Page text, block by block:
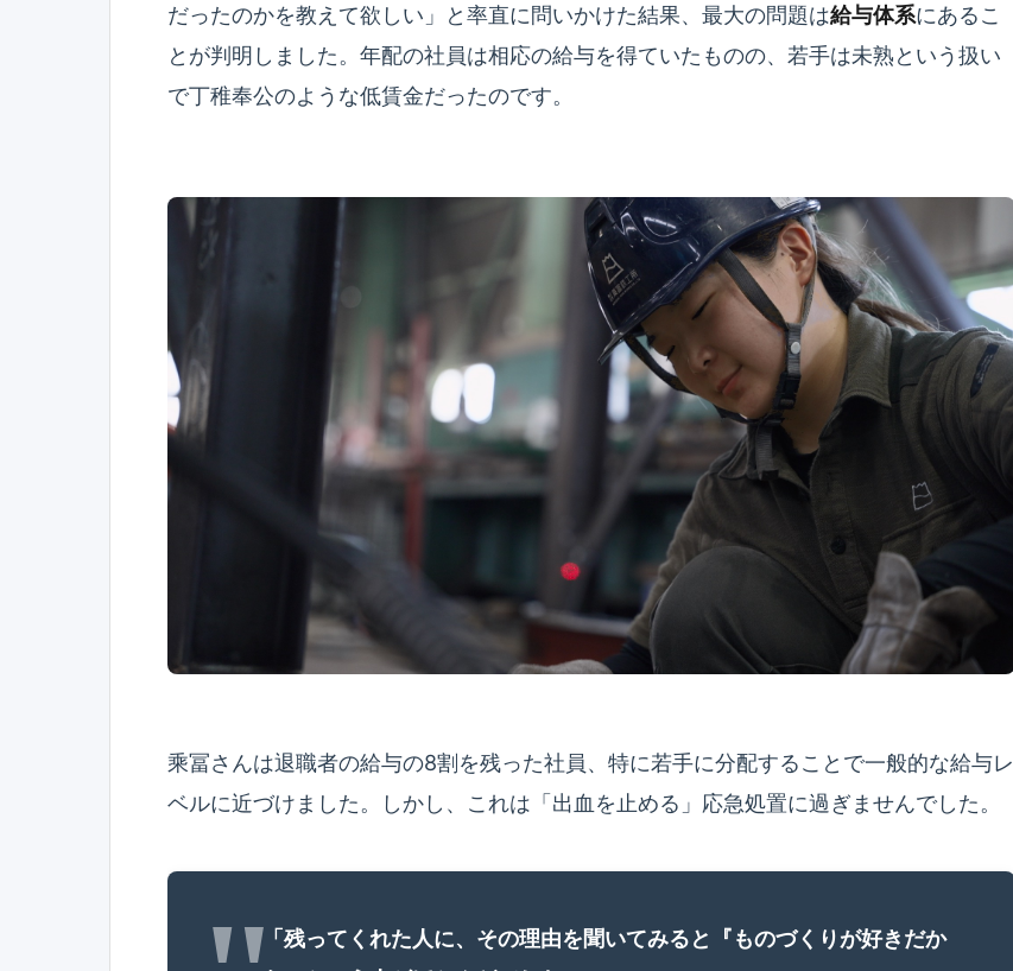
だったのかを教えて欲しい」と率直に問いかけた結果、最大の問題は給与体系にあるこ
とが判明しました。年配の社員は相応の給与を得ていたものの、若手は未熟という扱い
で丁稚奉公のような低賃金だったのです。
乘冨さんは退職者の給与の8割を残った社員、特に若手に分配することで一般的な給与レ
ベルに近づけました。しかし、これは「出血を止める」応急処置に過ぎませんでした。
「残ってくれた人に、その理由を聞いてみると『ものづくりが好きだか